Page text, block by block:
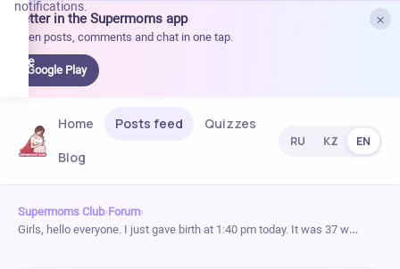
×
Better in the Supermoms app
Open posts, comments and chat in one tap.
Google Play
notifications.
Home Posts feed
Quizzes
Blog
RU KZ EN
Supermoms Club›Forum›
Girls, hello everyone. I just gave birth at 1:40 pm today. It was 37 w…